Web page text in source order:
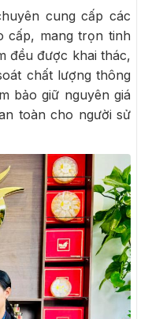
cung cấp các
cấp, mang trọn tinh
đều được khai thác,
chất lượng thông
bảo giữ nguyên giá
toàn cho người sử